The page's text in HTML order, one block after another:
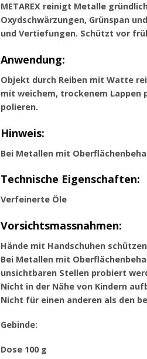
METAREX reinigt Metalle
Oxydschwärzungen, Grünspan
und Vertiefungen. Schützt vor
Anwendung:
Objekt durch Reiben mit Watte
mit weichem, trockenem Lappen
polieren.
Hinweis:
Bei Metallen mit
Technische Eigenschaften:
Verfeinerte Öle
Vorsichtsmassnahmen:
Hände mit Handschuhen
Bei Metallen mit
unsichtbaren Stellen probiert
Nicht in der Nähe von Kindern
Nicht für einen anderen als den
Gebinde:
Dose 100 g